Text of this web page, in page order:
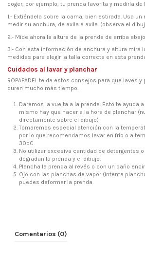
coger, por ejemplo, tu prenda favorita y medirla de
1.- Extiéndela sobre la cama, bien estirada. Usa un
medir su anchura, de axila a axila. (observa el
2.- Mide ahora la altura de la prenda de arriba
3.- Con esta información de anchura y altura mira
medidas para elegir la talla correcta en esta
Cuidados al lavar y planchar
ROPAPADEL te da estos consejos para que laves
duren mucho más tiempo.
Daremos la vuelta a la prenda. Esto te ayuda
mismo hay que hacer a la hora de planchar
directamente sobre el dibujo)
Tomaremos especial atención con la
por lo que recomendamos lavar en frío o a
30ºC
No utilizar excesiva cantidad de detergentes
degradan la prenda y el dibujo.
Plancha la prenda al revés o con un paño
Ojo con las planchas de vapor (intenta
puedes deformar la prenda.
Comentarios (0)